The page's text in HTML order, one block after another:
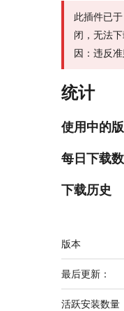
此插件已
闭，无法
因：违反准
统计
使用中的
每日下载数
下载历史
额
外
信
息
版本
最后更新：
活跃安装数量